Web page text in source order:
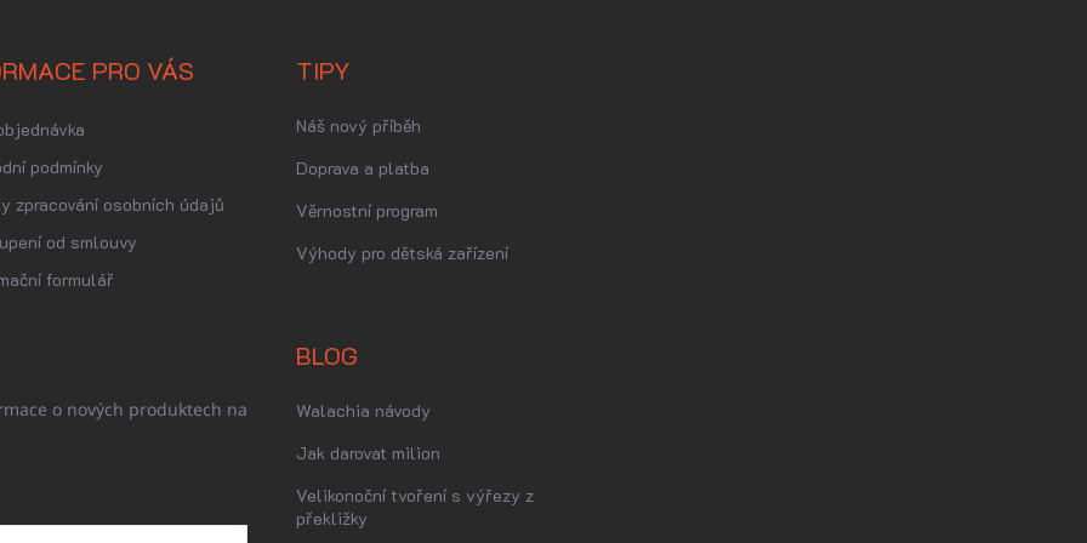
PRO VÁS
podmínky
zpracování osobních údajů
od smlouvy
formulář
TIPY
Náš nový příběh
Doprava a platba
Věrnostní program
Výhody pro dětská zařízení
o nových produktech na
BLOG
Walachia návody
Jak darovat milion
Velikonoční tvoření s výřezy z
překližky